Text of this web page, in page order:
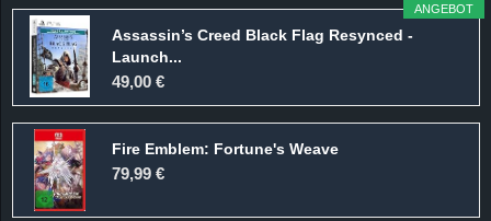
ANGEBOT
Assassin’s Creed Black Flag Resynced -
Launch...
49,00 €
Fire Emblem: Fortune's Weave
79,99 €